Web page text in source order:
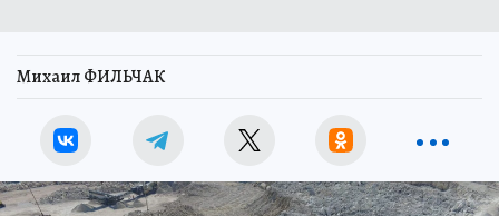
Михаил ФИЛЬЧАК